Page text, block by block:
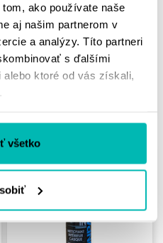
ako používate naše
aj našim partnerom v
a analýzy. Títo partneri
s ďalšími
ktoré od vás získali,
všetko
UNPASS TEKUTÉ
STIERAČE VR / 30 ML
5.90 €